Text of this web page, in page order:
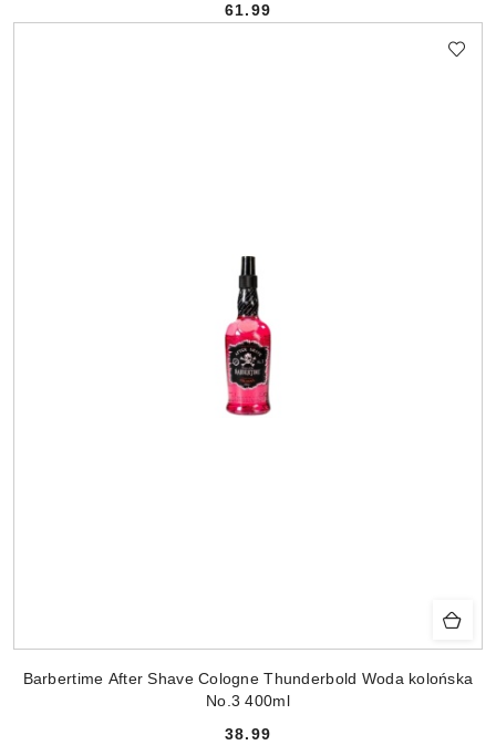
Cena:
61.99
Barbertime After Shave Cologne Thunderbold Woda kolońska
No.3 400ml
38.99